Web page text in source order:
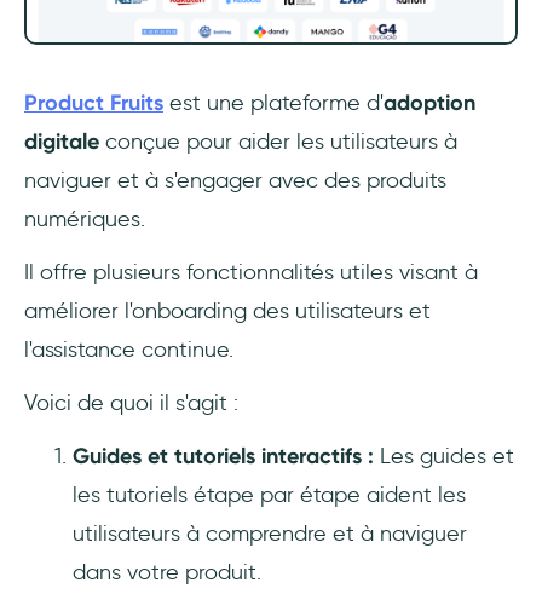
Product Fruits est une plateforme d'adoption
digitale conçue pour aider les utilisateurs à
naviguer et à s'engager avec des produits
numériques.
Il offre plusieurs fonctionnalités utiles visant à
améliorer l'onboarding des utilisateurs et
l'assistance continue.
Voici de quoi il s'agit :
Guides et tutoriels interactifs : Les guides et
les tutoriels étape par étape aident les
utilisateurs à comprendre et à naviguer
dans votre produit.